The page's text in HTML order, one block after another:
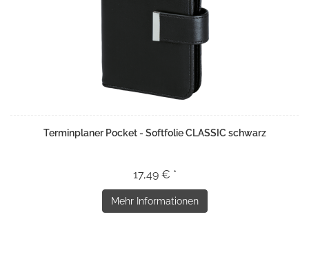
Terminplaner Pocket - Softfolie CLASSIC schwarz
17,49 € *
Mehr Informationen